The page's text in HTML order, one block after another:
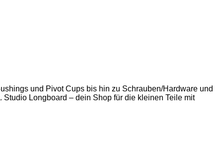
und Pivot Cups bis hin zu Schrauben/Hardware und
Longboard – dein Shop für die kleinen Teile mit